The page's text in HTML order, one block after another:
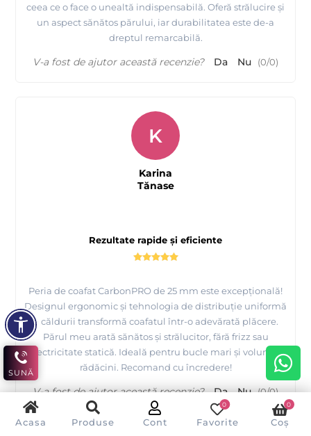
Acasa Produse Cont Favorite
0
Coș
0
ceea ce o face o unealtă indispensabilă. Oferă strălucire și
un aspect sănătos părului, iar durabilitatea este de-a
dreptul remarcabilă.
V-a fost de ajutor această recenzie? Da Nu (0/0)
Rezultate rapide și eficiente
Peria de coafat CarbonPRO de 25 mm este excepțională!
Designul ergonomic și tehnologia de distribuție uniformă
a căldurii transformă coafatul într-o adevărată plăcere.
Părul meu arată sănătos și strălucitor, fără frizz sau
electricitate statică. Ideală pentru bucle mari și volum la
rădăcini. Recomand cu încredere!
K
Karina
Tănase
V-a fost de ajutor această recenzie? Da Nu (0/0)
SUNĂ